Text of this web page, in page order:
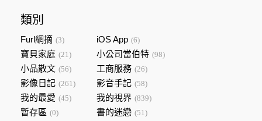
類別
Furl網摘 (3) iOS App (6)
寶貝家庭 (21) 小公司當伯特 (98)
小品散文 (56) 工商服務 (26)
影像日記 (261) 影音手記 (58)
我的最愛 (45) 我的視界 (839)
暫存區 (0) 書的迷戀 (51)